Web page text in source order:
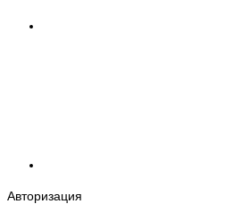
Авторизация